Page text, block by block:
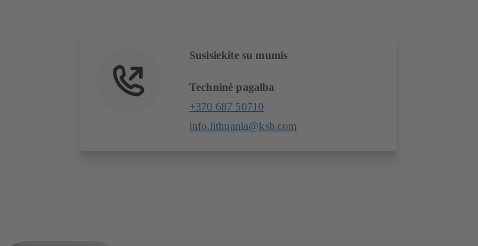
Susisiekite su mumis
Techninė pagalba
+370 687 50710
info.lithuania@ksb.com